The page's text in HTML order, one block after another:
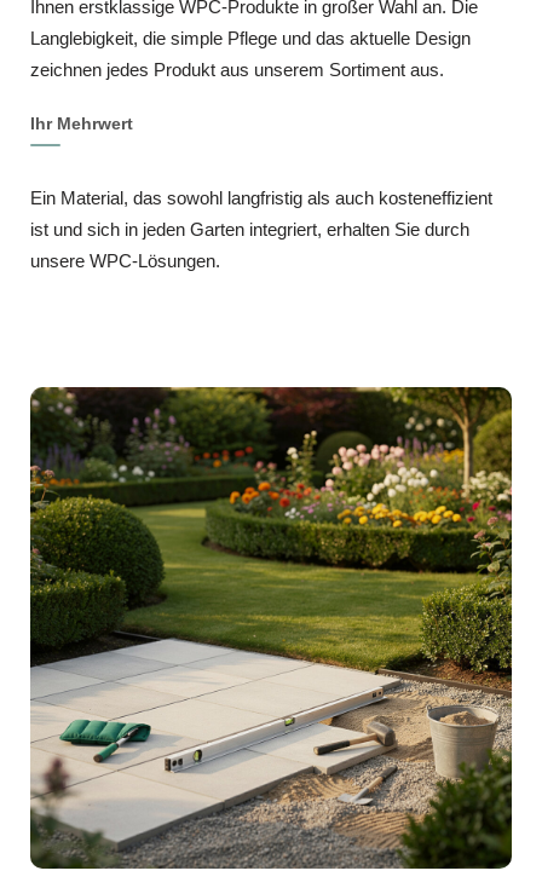
Ihnen erstklassige WPC‑Produkte in großer Wahl an. Die
Langlebigkeit, die simple Pflege und das aktuelle Design
zeichnen jedes Produkt aus unserem Sortiment aus.
Ihr Mehrwert
Ein Material, das sowohl langfristig als auch kosteneffizient
ist und sich in jeden Garten integriert, erhalten Sie durch
unsere WPC‑Lösungen.